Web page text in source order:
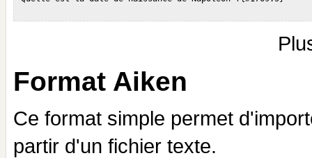
Format Aiken
Ce format simple permet
partir d'un fichier texte.